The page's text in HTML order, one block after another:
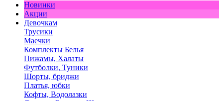
Новинки
Акции
Девочкам
Трусики
Маечки
Комплекты Белья
Пижамы, Халаты
Футболки, Туники
Шорты, бриджи
Платья, юбки
Кофты, Водолазки